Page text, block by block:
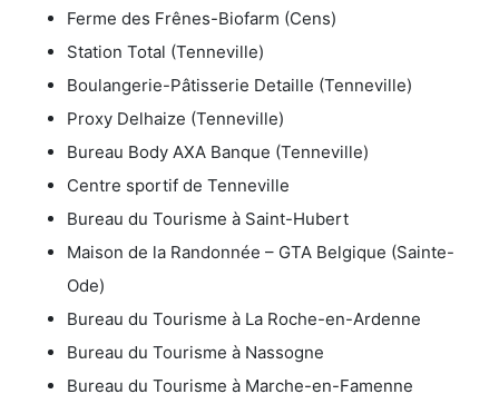
Ferme des Frênes-Biofarm (Cens)
Station Total (Tenneville)
Boulangerie-Pâtisserie Detaille (Tenneville)
Proxy Delhaize (Tenneville)
Bureau Body AXA Banque (Tenneville)
Centre sportif de Tenneville
Bureau du Tourisme à Saint-Hubert
Maison de la Randonnée – GTA Belgique (Sainte-
Ode)
Bureau du Tourisme à La Roche-en-Ardenne
Bureau du Tourisme à Nassogne
Bureau du Tourisme à Marche-en-Famenne